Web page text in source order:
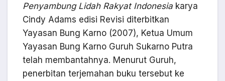
Penyambung Lidah Rakyat Indonesia karya
Cindy Adams edisi Revisi diterbitkan
Yayasan Bung Karno (2007), Ketua Umum
Yayasan Bung Karno Guruh Sukarno Putra
telah membantahnya. Menurut Guruh,
penerbitan terjemahan buku tersebut ke